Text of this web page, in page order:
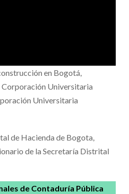
en Bogotá,
Corporación Universitaria
Universitaria
de Hacienda de Bogota,
de la Secretaría Distrital
de Contaduría Pública